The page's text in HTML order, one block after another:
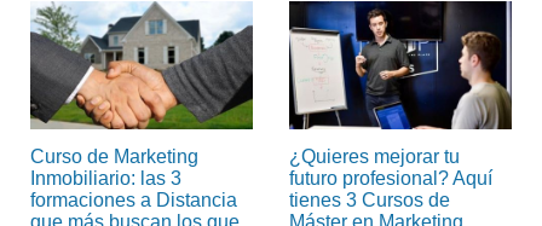
Curso de Marketing
Inmobiliario: las 3
formaciones a Distancia
que más buscan los que
¿Quieres mejorar tu
futuro profesional? Aquí
tienes 3 Cursos de
Máster en Marketing